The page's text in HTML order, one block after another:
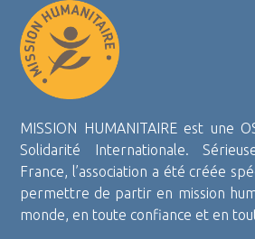
MISSION HUMANITAIRE est une
Solidarité Internationale.
France, l’association a été créée
permettre de partir en mission
monde, en toute confiance et en